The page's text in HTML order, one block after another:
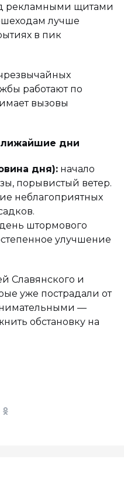
рекламными щитами
лучше
в пик
работают по
вызовы
дни
дня): начало
порывистый ветер.
неблагоприятных
штормового
улучшение
Славянского и
уже пострадали от
—
обстановку на